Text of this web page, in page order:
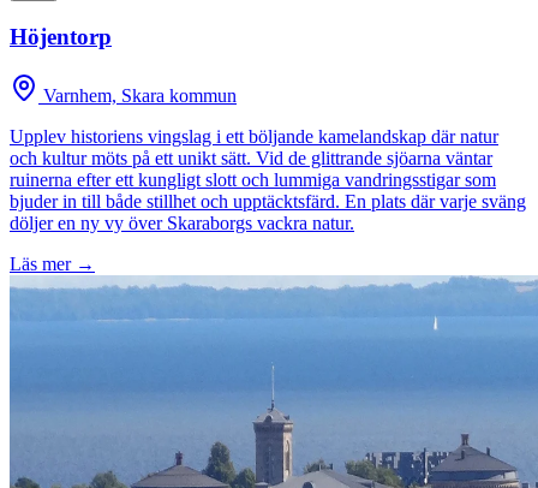
Höjentorp
Varnhem, Skara kommun
Upplev historiens vingslag i ett böljande kamelandskap där natur
och kultur möts på ett unikt sätt. Vid de glittrande sjöarna väntar
ruinerna efter ett kungligt slott och lummiga vandringsstigar som
bjuder in till både stillhet och upptäcktsfärd. En plats där varje sväng
döljer en ny vy över Skaraborgs vackra natur.
Läs mer →